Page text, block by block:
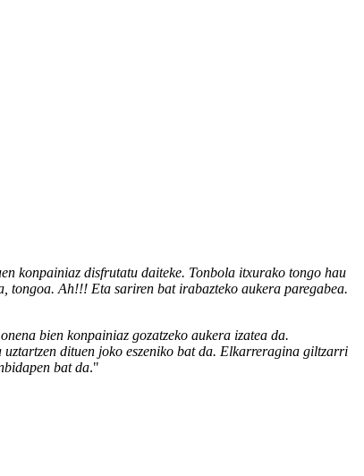
konpainiaz disfrutatu daiteke. Tonbola itxurako tongo hau
tongoa. Ah!!! Eta sariren bat irabazteko aukera paregabea.
bien konpainiaz gozatzeko aukera izatea da.
dituen joko eszeniko bat da. Elkarreragina giltzarri
bat da."